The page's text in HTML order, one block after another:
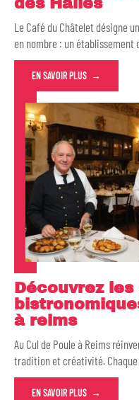
Le Café du Châtelet désigne
en nombre : un établissement
EN SAVOIR PLUS
Découvrez
à reims
Au Cul de Poule à Reims
tradition et créativité.
EN SAVOIR PLUS